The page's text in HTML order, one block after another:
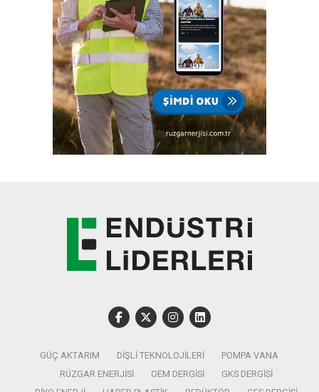
GÜÇ AKTARIM DIŞLI TEKNOLOJILERI
POMPA VANA
RÜZGAR ENERJISI
OEM DERGISI
GKS DERGISI